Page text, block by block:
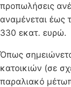
προπωλήσεις
αναμένεται έως
330 εκατ. ευρώ.
Όπως
κατοικιών (σε
παραλιακό